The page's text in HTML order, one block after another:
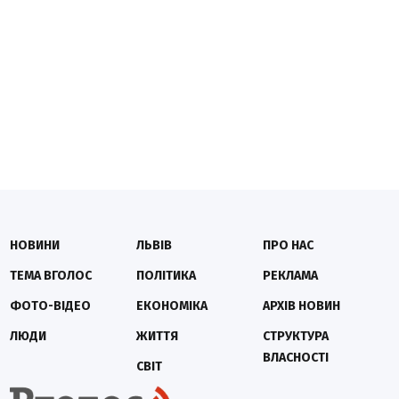
НОВИНИ
ТЕМА ВГОЛОС
ФОТО-ВІДЕО
ЛЮДИ
ЛЬВІВ
ПОЛІТИКА
ЕКОНОМІКА
ЖИТТЯ
СВІТ
ПРО НАС
РЕКЛАМА
АРХІВ НОВИН
СТРУКТУРА
ВЛАСНОСТІ